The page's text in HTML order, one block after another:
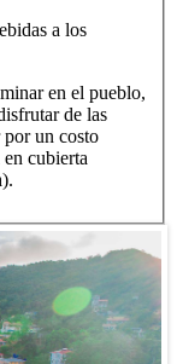
a los
en el pueblo,
de las
por un costo
cubierta